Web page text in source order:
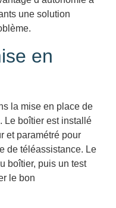
une solution
en
la mise en place de
Le boîtier est installé
et paramétré pour
de téléassistance. Le
boîtier, puis un test
le bon